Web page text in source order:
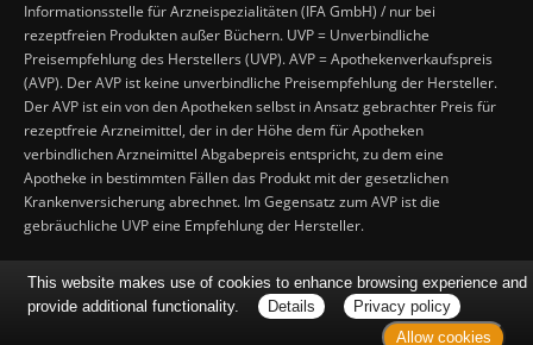
Informationsstelle für Arzneispezialitäten (IFA GmbH) / nur bei
rezeptfreien Produkten außer Büchern. UVP = Unverbindliche
Preisempfehlung des Herstellers (UVP). AVP = Apothekenverkaufspreis
(AVP). Der AVP ist keine unverbindliche Preisempfehlung der Hersteller.
Der AVP ist ein von den Apotheken selbst in Ansatz gebrachter Preis für
rezeptfreie Arzneimittel, der in der Höhe dem für Apotheken
verbindlichen Arzneimittel Abgabepreis entspricht, zu dem eine
Apotheke in bestimmten Fällen das Produkt mit der gesetzlichen
Krankenversicherung abrechnet. Im Gegensatz zum AVP ist die
gebräuchliche UVP eine Empfehlung der Hersteller.
This website makes use of cookies to enhance browsing experience and
provide additional functionality.
Details
Privacy policy
Allow cookies